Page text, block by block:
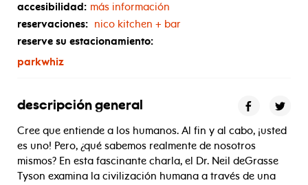
accesibilidad: más información
reservaciones: nico kitchen + bar
reserve su estacionamiento:
parkwhiz
descripción general
Cree que entiende a los humanos. Al fin y al cabo, ¡usted
es uno! Pero, ¿qué sabemos realmente de nosotros
mismos? En esta fascinante charla, el Dr. Neil deGrasse
Tyson examina la civilización humana a través de una